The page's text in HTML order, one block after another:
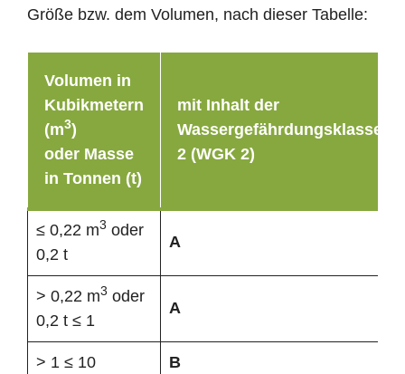
Größe bzw. dem Volumen, nach dieser Tabelle:
Volumen in
Kubikmetern
(m3)
oder Masse
in Tonnen (t)
mit Inhalt der
Wassergefährdungsklasse
2 (WGK 2)
≤ 0,22 m3 oder
0,2 t
A
> 0,22 m3 oder
0,2 t ≤ 1
A
> 1 ≤ 10 B